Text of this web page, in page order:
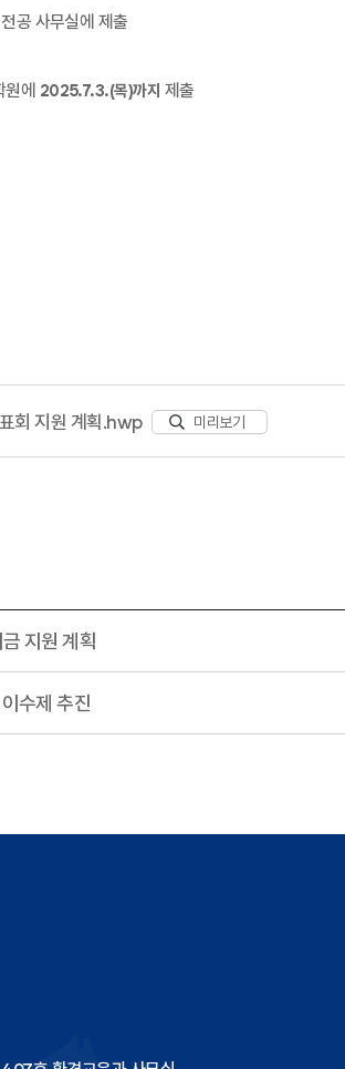
공 사무실에 제출
원에 2025.7.3.(목)까지 제출
회 지원 계획.hwp 미리보기
지원 계획
수제 추진